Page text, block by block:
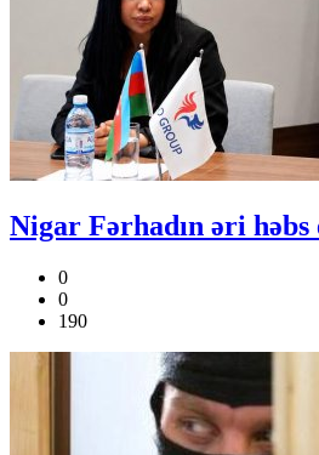
Nigar Fərhadın əri
0
0
190